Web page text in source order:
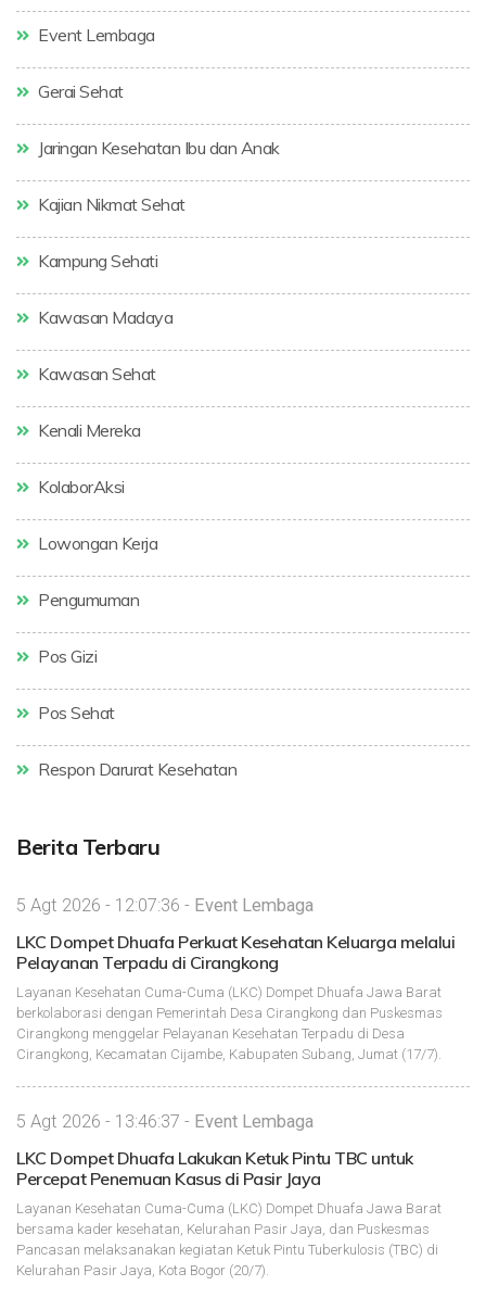
Event Lembaga
Gerai Sehat
Jaringan Kesehatan Ibu dan Anak
Kajian Nikmat Sehat
Kampung Sehati
Kawasan Madaya
Kawasan Sehat
Kenali Mereka
KolaborAksi
Lowongan Kerja
Pengumuman
Pos Gizi
Pos Sehat
Respon Darurat Kesehatan
Berita Terbaru
5 Agt 2026 - 12:07:36 - Event Lembaga
LKC Dompet Dhuafa Perkuat Kesehatan Keluarga melalui
Pelayanan Terpadu di Cirangkong
Layanan Kesehatan Cuma-Cuma (LKC) Dompet Dhuafa Jawa Barat
berkolaborasi dengan Pemerintah Desa Cirangkong dan Puskesmas
Cirangkong menggelar Pelayanan Kesehatan Terpadu di Desa
Cirangkong, Kecamatan Cijambe, Kabupaten Subang, Jumat (17/7).
5 Agt 2026 - 13:46:37 - Event Lembaga
LKC Dompet Dhuafa Lakukan Ketuk Pintu TBC untuk
Percepat Penemuan Kasus di Pasir Jaya
Layanan Kesehatan Cuma-Cuma (LKC) Dompet Dhuafa Jawa Barat
bersama kader kesehatan, Kelurahan Pasir Jaya, dan Puskesmas
Pancasan melaksanakan kegiatan Ketuk Pintu Tuberkulosis (TBC) di
Kelurahan Pasir Jaya, Kota Bogor (20/7).